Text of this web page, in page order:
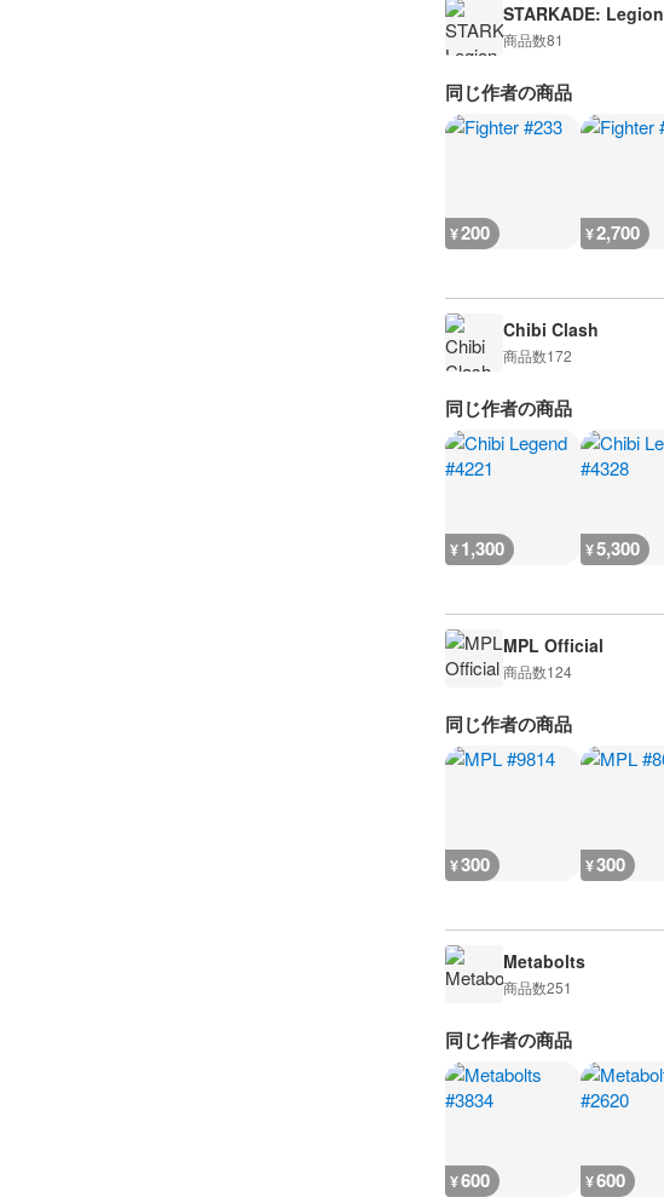
STARKADE: Legion
商品数81
同じ作者の商品
¥200 ¥2,700
Chibi Clash
商品数172
同じ作者の商品
¥1,300 ¥5,300
MPL Official
商品数124
同じ作者の商品
¥300 ¥300
Metabolts
商品数251
同じ作者の商品
¥600 ¥600